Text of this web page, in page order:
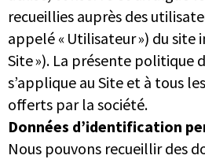
recueillies auprès des
appelé « Utilisateur ») du
Site »). La présente politique
s’applique au Site et à tous
offerts par la société.
Données d’identification
Nous pouvons recueillir des